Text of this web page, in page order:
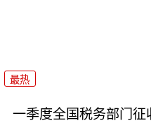
最热
一季度全国税务部门